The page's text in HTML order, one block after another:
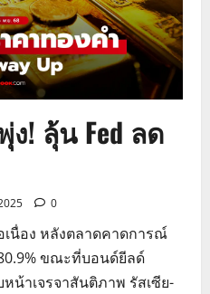
! ลุ้น Fed ลด
0
นื่อง หลังตลาดคาดการณ์
ขณะที่บอนด์ยีลด์
น้าเจรจาสันติภาพ รัสเซีย-